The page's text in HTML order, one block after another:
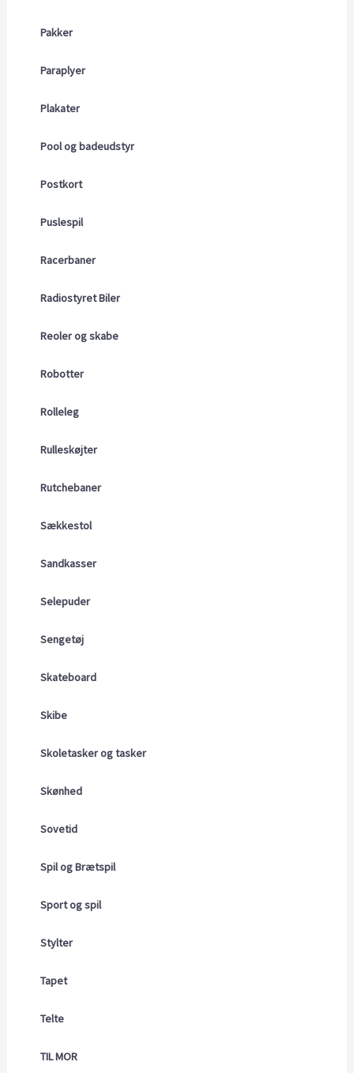
Pakker
Paraplyer
Plakater
Pool og badeudstyr
Postkort
Puslespil
Racerbaner
Radiostyret Biler
Reoler og skabe
Robotter
Rolleleg
Rulleskøjter
Rutchebaner
Sækkestol
Sandkasser
Selepuder
Sengetøj
Skateboard
Skibe
Skoletasker og tasker
Skønhed
Sovetid
Spil og Brætspil
Sport og spil
Stylter
Tapet
Telte
TIL MOR